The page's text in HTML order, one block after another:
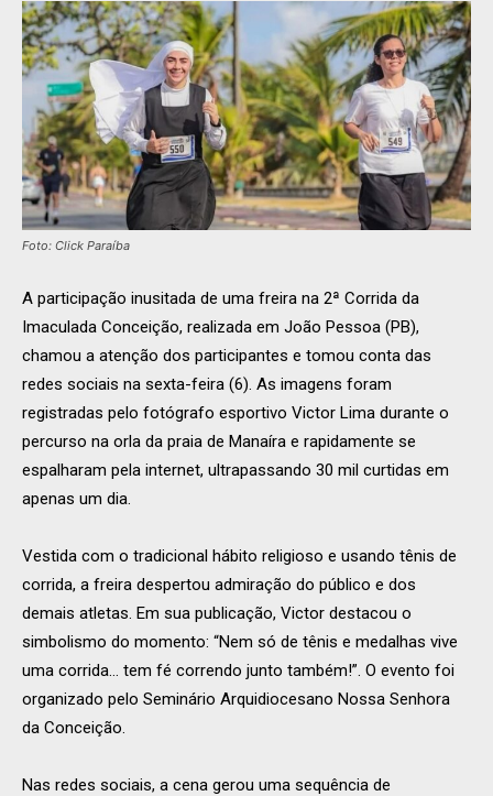
Foto: Click Paraíba
A participação inusitada de uma freira na 2ª Corrida da
Imaculada Conceição, realizada em João Pessoa (PB),
chamou a atenção dos participantes e tomou conta das
redes sociais na sexta-feira (6). As imagens foram
registradas pelo fotógrafo esportivo Victor Lima durante o
percurso na orla da praia de Manaíra e rapidamente se
espalharam pela internet, ultrapassando 30 mil curtidas em
apenas um dia.
Vestida com o tradicional hábito religioso e usando tênis de
corrida, a freira despertou admiração do público e dos
demais atletas. Em sua publicação, Victor destacou o
simbolismo do momento: “Nem só de tênis e medalhas vive
uma corrida… tem fé correndo junto também!”. O evento foi
organizado pelo Seminário Arquidiocesano Nossa Senhora
da Conceição.
Nas redes sociais, a cena gerou uma sequência de